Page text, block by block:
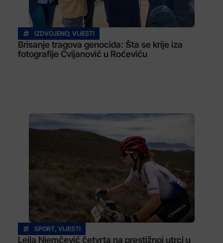
IZDVOJENO, VIJESTI
Brisanje tragova genocida: Šta se krije iza
fotografije Cvijanović u Roćeviću
SPORT, VIJESTI
Lejla Njemčević četvrta na prestižnoj utrci u